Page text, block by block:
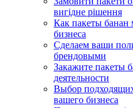
вигідне рішення
Как пакеты банан
бизнеса
Сделаем ваши
брендовыми
Закажите пакеты
деятельности
Выбор
вашего бизнеса